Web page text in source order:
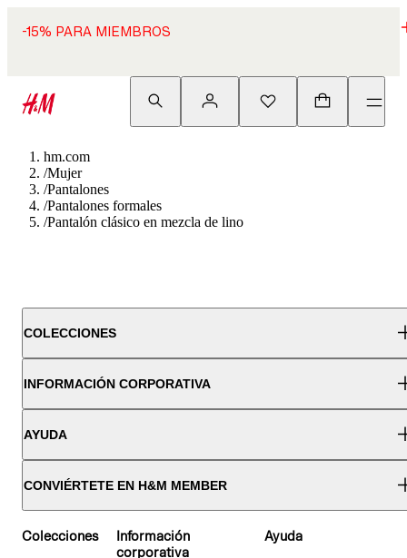
-15% PARA MIEMBROS
hm.com
/Mujer
/Pantalones
/Pantalones formales
/Pantalón clásico en mezcla de lino
COLECCIONES
INFORMACIÓN CORPORATIVA
AYUDA
CONVIÉRTETE EN H&M MEMBER
Colecciones
Información
corporativa
Ayuda